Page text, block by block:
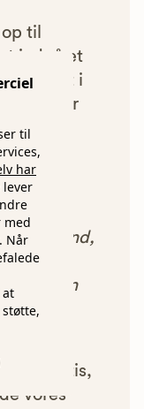
til
har
lever
med
Når
til
indgå et
blive vist i
der
krav,
har
os, vil
og
er gratis,
vores